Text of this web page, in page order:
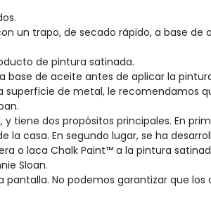
trapo, de secado rápido, a base de
de pintura satinada.
de aceite antes de aplicar la
de metal, le recomendamos
dos propósitos principales. En
casa. En segundo lugar, se ha
o laca Chalk Paint™ a la pintura
Sloan.
No podemos garantizar que